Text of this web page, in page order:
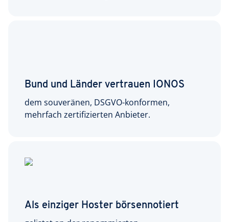
Bund und Länder vertrauen IONOS
dem souveränen, DSGVO-konformen,
mehrfach zertifizierten Anbieter.
Als einziger Hoster börsennotiert